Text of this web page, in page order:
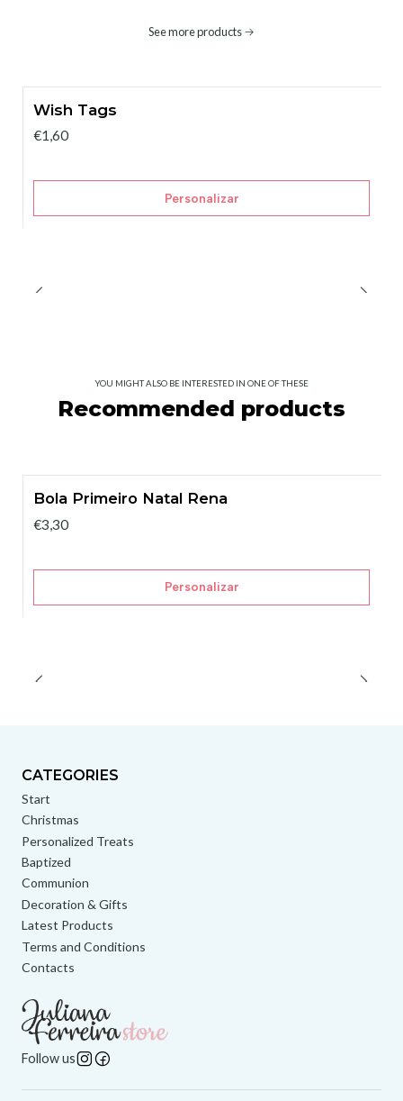
See more products
Wish Tags
€1,60
Personalizar
YOU MIGHT ALSO BE INTERESTED IN ONE OF THESE
Recommended products
Bola Primeiro Natal Rena
€3,30
Personalizar
CATEGORIES
Start
Christmas
Personalized Treats
Baptized
Communion
Decoration & Gifts
Latest Products
Terms and Conditions
Contacts
Follow us